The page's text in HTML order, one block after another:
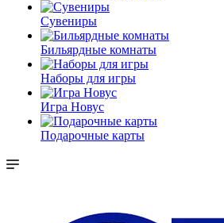
Сувениры
Бильярдные комнаты
Наборы для игры
Игра Новус
Подарочные карты